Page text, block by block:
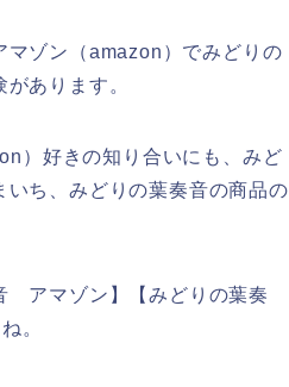
マゾン（amazon）でみどりの
あります。
）好きの知り合いにも、みど
ち、みどりの葉奏音の商品の
アマゾン】【みどりの葉奏
。